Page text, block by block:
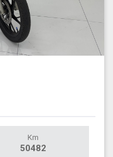
Km
50482